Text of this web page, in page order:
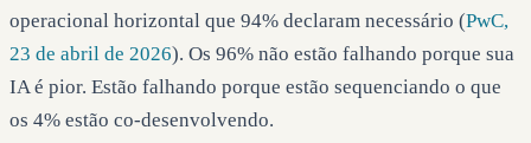
operacional horizontal que 94% declaram necessário (PwC,
23 de abril de 2026). Os 96% não estão falhando porque sua
IA é pior. Estão falhando porque estão sequenciando o que
os 4% estão co-desenvolvendo.